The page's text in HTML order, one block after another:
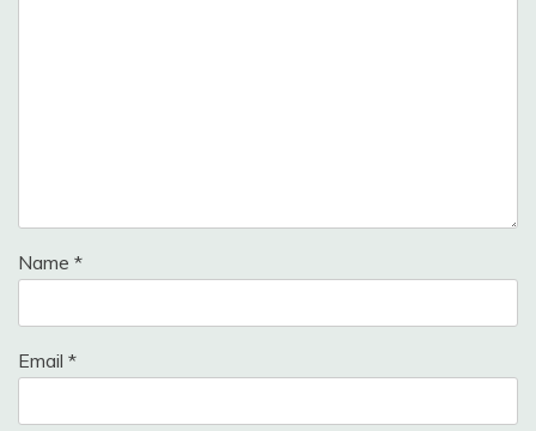
Name *
Email *